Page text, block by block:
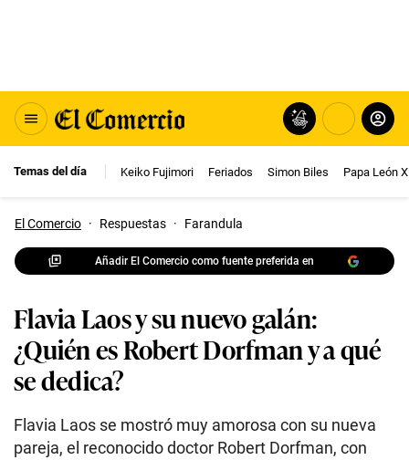
Temas del día Keiko Fujimori Feriados Simon Biles Papa León
El Comercio · Respuestas · Farandula
Añadir El Comercio como fuente preferida en
Flavia Laos y su nuevo galán:
¿Quién es Robert Dorfman y a qué
se dedica?
Flavia Laos se mostró muy amorosa con su nueva
pareja, el reconocido doctor Robert Dorfman, con